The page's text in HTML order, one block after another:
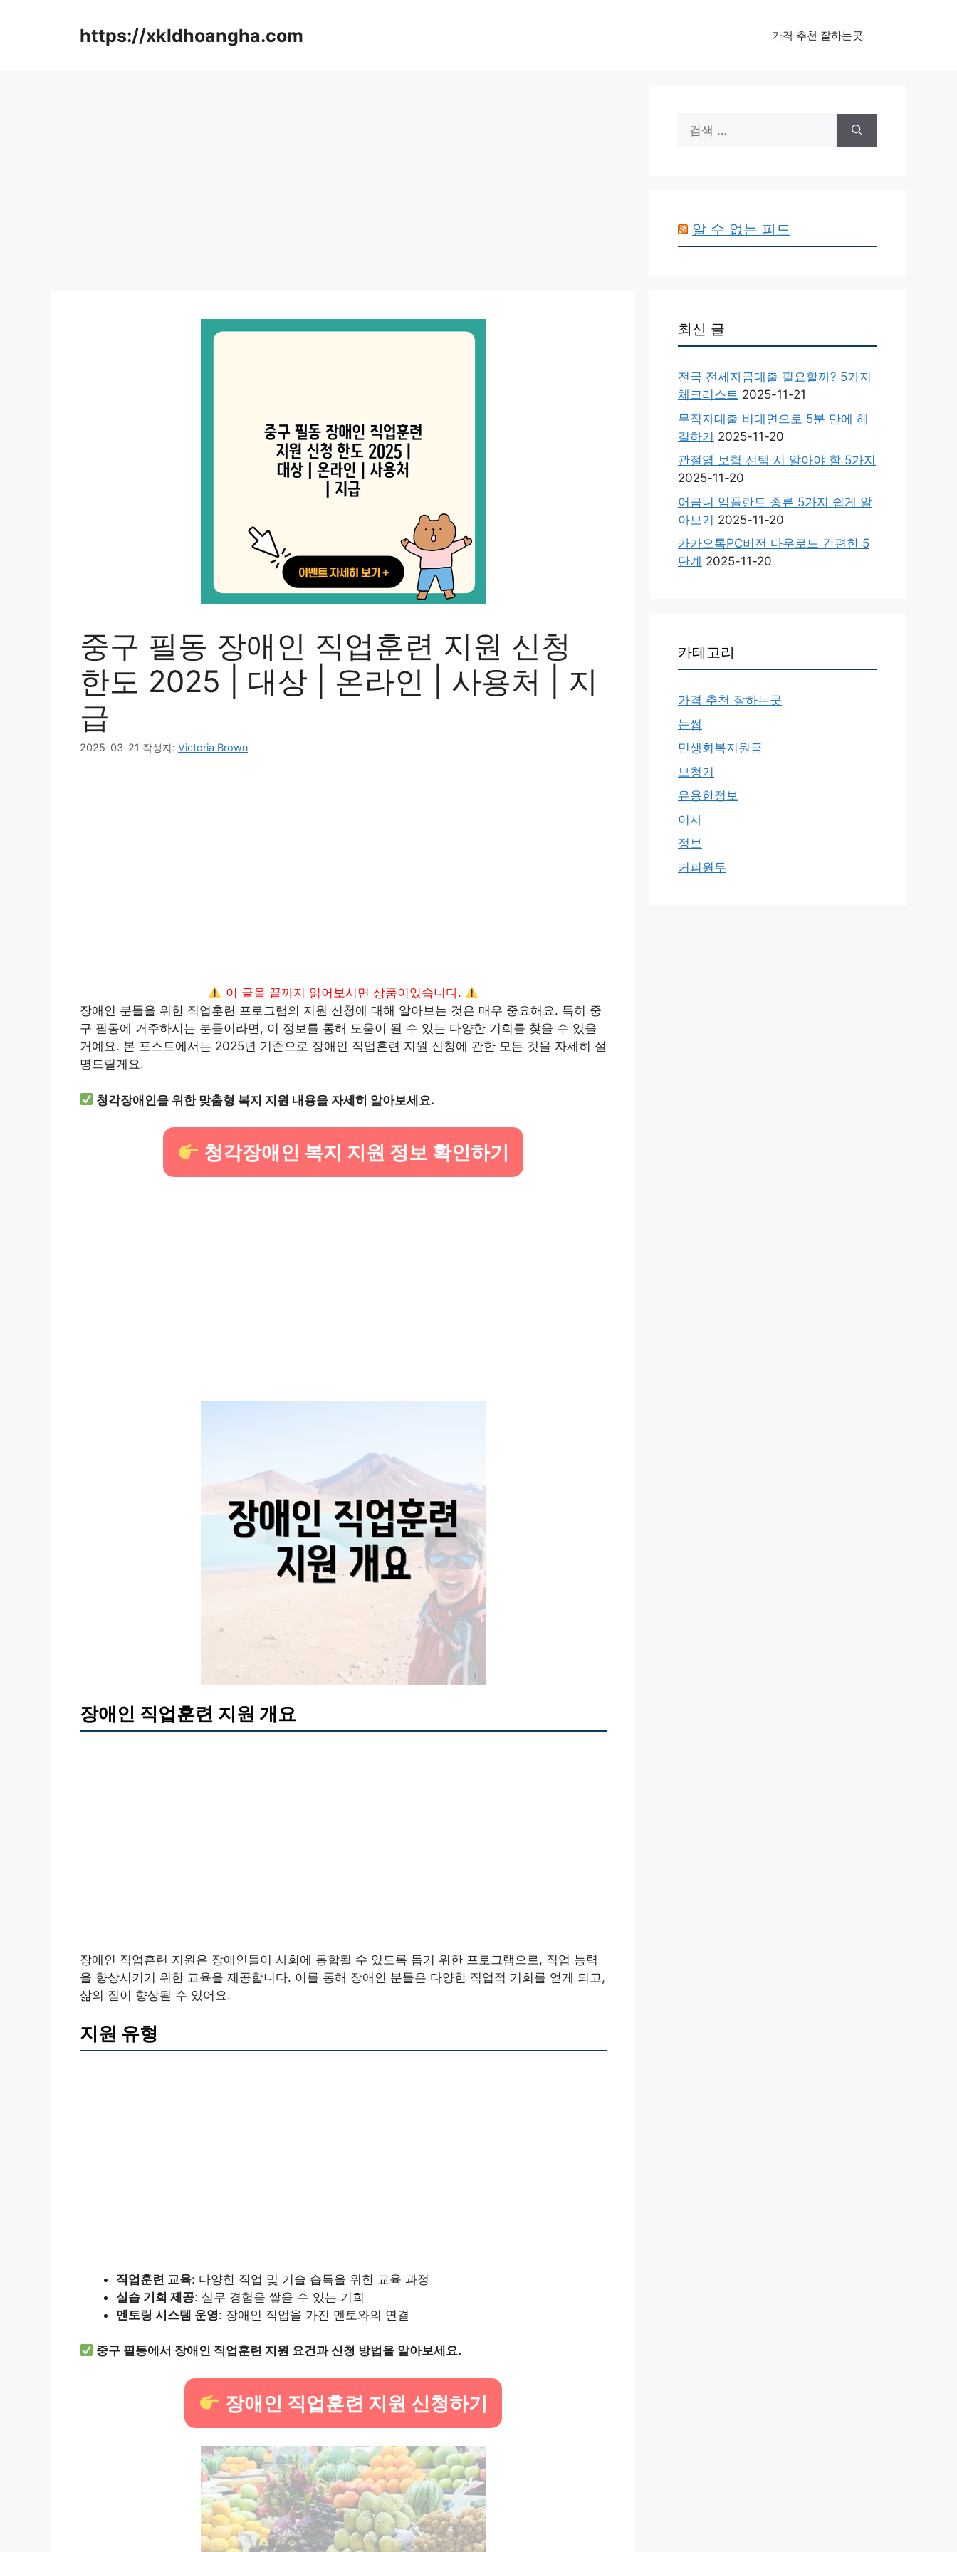
https://xkldhoangha.com 가격 추천 잘하는곳
중구 필동 장애인 직업훈련 지원 신청
한도 2025 | 대상 | 온라인 | 사용처 | 지
급
2025-03-21 작성자: Victoria Brown
이 글을 끝까지 읽어보시면 상품이있습니다.
장애인 분들을 위한 직업훈련 프로그램의 지원 신청에 대해 알아보는 것은 매우 중요해요. 특히 중
구 필동에 거주하시는 분들이라면, 이 정보를 통해 도움이 될 수 있는 다양한 기회를 찾을 수 있을
거예요. 본 포스트에서는 2025년 기준으로 장애인 직업훈련 지원 신청에 관한 모든 것을 자세히 설
명드릴게요.
청각장애인을 위한 맞춤형 복지 지원 내용을 자세히 알아보세요.
청각장애인 복지 지원 정보 확인하기
장애인 직업훈련 지원 개요
장애인 직업훈련 지원은 장애인들이 사회에 통합될 수 있도록 돕기 위한 프로그램으로, 직업 능력
을 향상시키기 위한 교육을 제공합니다. 이를 통해 장애인 분들은 다양한 직업적 기회를 얻게 되고,
삶의 질이 향상될 수 있어요.
지원 유형
직업훈련 교육: 다양한 직업 및 기술 습득을 위한 교육 과정
실습 기회 제공: 실무 경험을 쌓을 수 있는 기회
멘토링 시스템 운영: 장애인 직업을 가진 멘토와의 연결
중구 필동에서 장애인 직업훈련 지원 요건과 신청 방법을 알아보세요.
장애인 직업훈련 지원 신청하기
색:
알 수 없는 피드
최신 글
전국 전세자금대출 필요할까? 5가지
체크리스트 2025-11-21
무직자대출 비대면으로 5분 만에 해
결하기 2025-11-20
관절염 보험 선택 시 알아야 할 5가지
2025-11-20
어금니 임플란트 종류 5가지 쉽게 알
아보기 2025-11-20
카카오톡PC버전 다운로드 간편한 5
단계 2025-11-20
카테고리
가격 추천 잘하는곳
눈썹
민생회복지원금
보청기
유용한정보
이사
정보
커피원두